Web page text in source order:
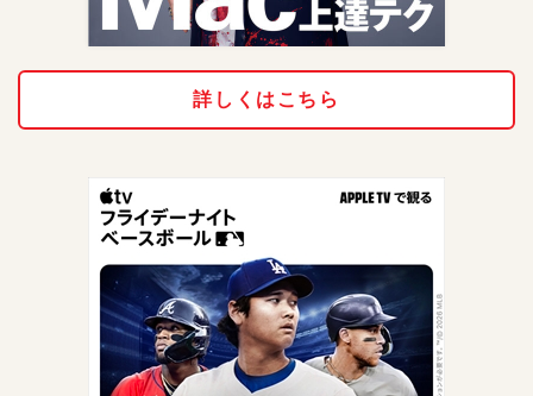
詳しくはこちら